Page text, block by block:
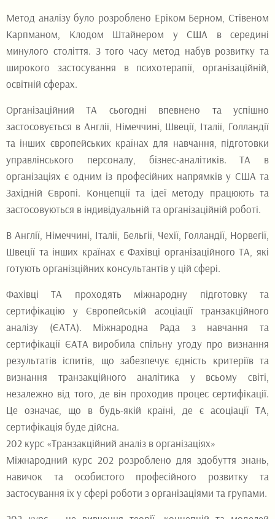
Метод аналізу було розроблено Еріком Берном, Стівеном
Карпманом, Клодом Штайнером у США в середині
минулого століття. З того часу метод набув розвитку та
широкого застосування в психотерапії, організаційній,
освітній сферах.
Організаційний ТА сьогодні впевнено та успішно
застосовується в Англії, Німеччині, Швеції, Італії, Голландії
та інших європейських країнах для навчання, підготовки
управлінського персоналу, бізнес-аналітиків. ТА в
організаціях є одним із професійних напрямків у США та
Західній Європі. Концепції та ідеї методу працюють та
застосовуються в індивідуальній та організаційній роботі.
В Англії, Німеччині, Італії, Бельгії, Чехії, Голландії, Норвегії,
Швеції та інших країнах є Фахівці організаційного ТА, які
готують організційних консультантів у цій сфері.
Фахівці ТА проходять міжнародну підготовку та
сертифікацію у Європейській асоціації транзакційного
аналізу (ЄАТА). Міжнародна Рада з навчання та
сертифікації ЄАТА виробила спільну угоду про визнання
результатів іспитів, що забезпечує єдність критеріїв та
визнання транзакційного аналітика у всьому світі,
незалежно від того, де він проходив процес сертифікації.
Це означає, що в будь-якій країні, де є асоціації ТА,
сертифікація буде дійсна.
202 курс «Транзакційний аналіз в організаціях»
Міжнародний курс 202 розроблено для здобуття знань,
навичок та особистого професійного розвитку та
застосування їх у сфері роботи з організаціями та групами.